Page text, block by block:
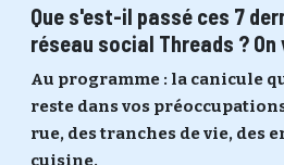
Que s'est-il passé ces 7
réseau social Threads ?
Au programme : la canicule
reste dans vos
rue, des tranches de vie, des
cuisine.
PASSWORD *
JE
Ma propre
ME